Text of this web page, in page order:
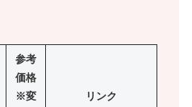
参考
価格
※変
リンク